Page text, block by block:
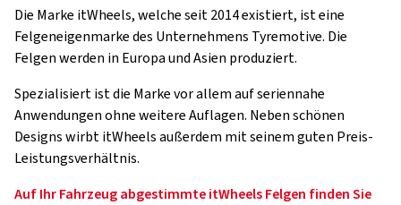
Die Marke itWheels, welche seit 2014 existiert, ist eine
Felgeneigenmarke des Unternehmens Tyremotive. Die
Felgen werden in Europa und Asien produziert.
Spezialisiert ist die Marke vor allem auf seriennahe
Anwendungen ohne weitere Auflagen. Neben schönen
Designs wirbt itWheels außerdem mit seinem guten Preis-
Leistungsverhältnis.
Auf Ihr Fahrzeug abgestimmte itWheels Felgen finden Sie